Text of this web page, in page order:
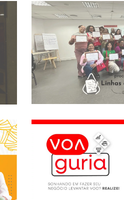
Linhas Do